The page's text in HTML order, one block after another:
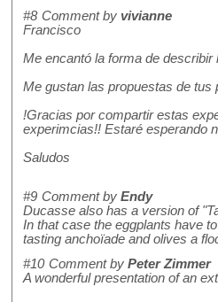
#8 Comment by vivianne
Francisco
Me encantó la forma de
Me gustan las propuestas de
!Gracias por compartir estas
experimcias!! Estaré esperando
Saludos
#9 Comment by Endy
Ducasse also has a version of
In that case the eggplants have
tasting anchoïade and olives a
#10 Comment by Peter Zimmer
A wonderful presentation of an